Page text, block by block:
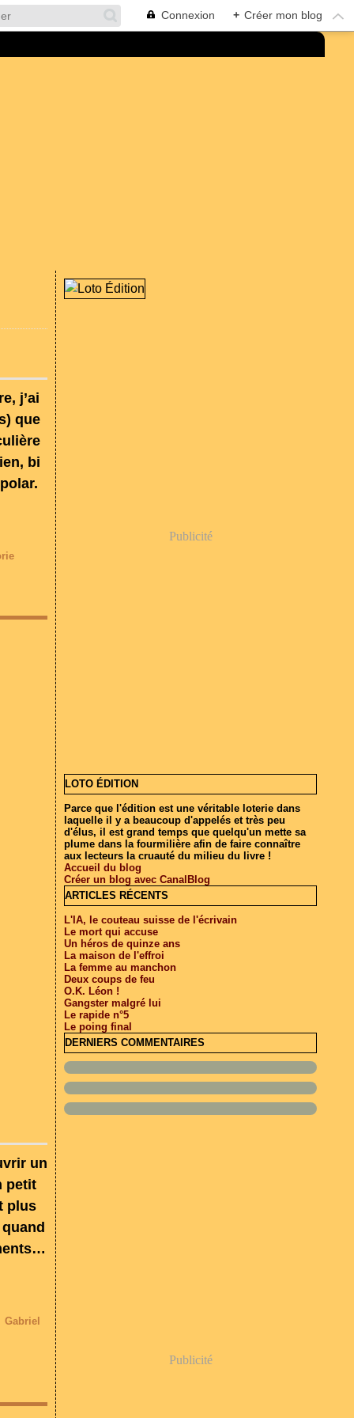
Connexion + Créer mon blog
j’ai
que
bi
un
petit
plus
Gabriel
Publicité
LOTO ÉDITION
Parce que l'édition est une véritable loterie dans
laquelle il y a beaucoup d'appelés et très peu
d'élus, il est grand temps que quelqu'un mette sa
plume dans la fourmilière afin de faire connaître
aux lecteurs la cruauté du milieu du livre !
Accueil du blog
Créer un blog avec CanalBlog
ARTICLES RÉCENTS
L'IA, le couteau suisse de l'écrivain
Le mort qui accuse
Un héros de quinze ans
La maison de l'effroi
La femme au manchon
Deux coups de feu
O.K. Léon !
Gangster malgré lui
Le rapide n°5
Le poing final
DERNIERS COMMENTAIRES
Publicité